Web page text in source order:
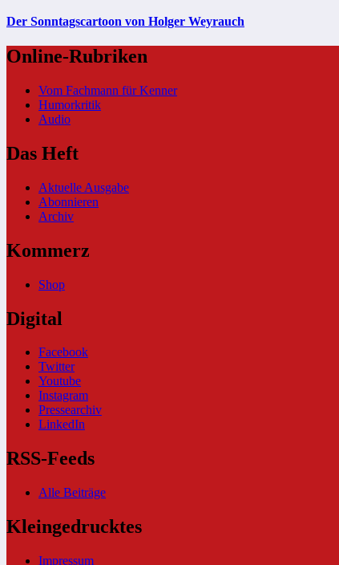
Der Sonntagscartoon von Holger Weyrauch
Online-Rubriken
Vom Fachmann für Kenner
Humorkritik
Audio
Das Heft
Aktuelle Ausgabe
Abonnieren
Archiv
Kommerz
Shop
Digital
Facebook
Twitter
Youtube
Instagram
Pressearchiv
LinkedIn
RSS-Feeds
Alle Beiträge
Kleingedrucktes
Impressum